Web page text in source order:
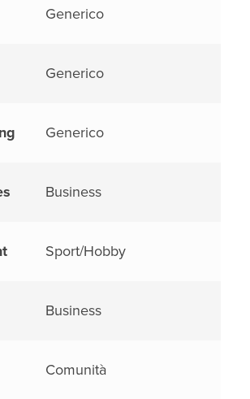
Generico
Generico
Generico
Business
Sport/Hobby
Business
Comunità